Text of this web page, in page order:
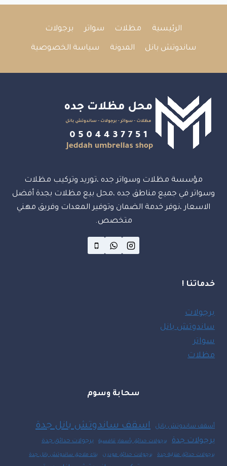
على
الطلاب
الرئيسية مظلات سواتر برجولات
ساندوتش بانل المدونة سياسة الخصوصية
مؤسسة مظلات وسواتر جده ،توريد وتركيب مظلات
وسواتر في جميع مناطق جده ،محل بيع مظلات بجدة أفضل
الاسعار ،نوفر خدمة الضمان وتوفير المعدات وفريق مهني
متخصص.
خدماتنا !
برجولات
ساندوتش بانل
سواتر
مظلات
سحابة وسوم
أسقف ساندوتش بانل اسقف ساندوتش بانل جدة
برجولات جدة برجولات حدائق بأسعار تنافسية برجولات حدائق جدة
برجولات حدائق منزلية جدة برجولات حدائق مودرن بناء ملاحق ساندوتش بانل جدة